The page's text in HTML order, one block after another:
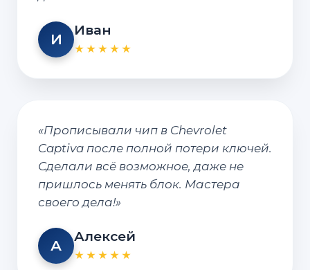
И
Иван
★★★★★
«Прописывали чип в Chevrolet
Captiva после полной потери ключей.
Сделали всё возможное, даже не
пришлось менять блок. Мастера
своего дела!»
А
Алексей
★★★★★